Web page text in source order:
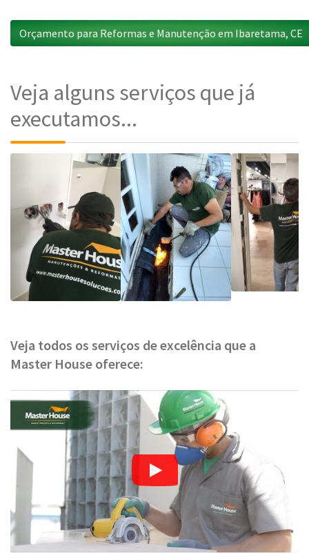
Orçamento para Reformas e Manutenção em Ibaretama, CE
Veja alguns serviços que já
executamos...
Veja todos os serviços de excelência que a
Master House oferece: